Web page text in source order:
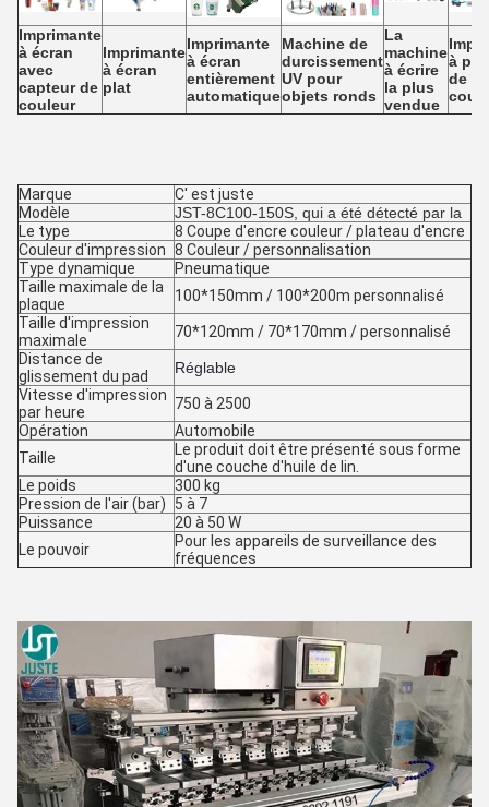
Imprimante
à écran
avec
capteur de
couleur
Imprimante
à écran
plat
Imprimante
à écran
entièrement
automatique
Machine de
durcissement
UV pour
objets ronds
La
machine
à écrire
la plus
vendue
à
de
Marque
C' est juste
Modèle
JST-8C100-150S, qui a été détecté par la
Le type
8 Coupe d'encre couleur / plateau d'encre
Couleur d'impression 8 Couleur / personnalisation
Type dynamique
Pneumatique
Taille maximale de la
plaque
100*150mm / 100*200m personnalisé
Taille d'impression
maximale
70*120mm / 70*170mm / personnalisé
Distance de
glissement du pad
Réglable
Vitesse d'impression
par heure
750 à 2500
Opération
Automobile
Taille
Le produit doit être présenté sous forme
d'une couche d'huile de lin.
Le poids
300 kg
Pression de l'air (bar)
5 à 7
Puissance
20 à 50 W
Le pouvoir
Pour les appareils de surveillance des
fréquences